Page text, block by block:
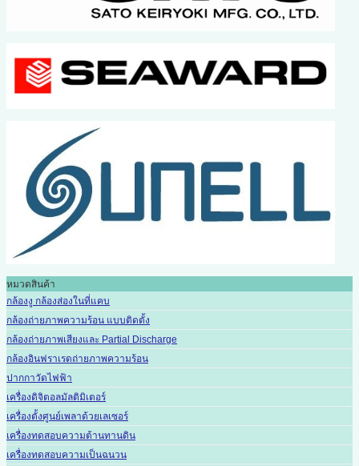
หมวดสินค้า
กล้องงู กล้องส่องในที่แคบ
กล้องถ่ายภาพความร้อน แบบติดตั้ง
กล้องถ่ายภาพเสียงและ Partial Discharge
กล้องอินฟราเรดถ่ายภาพความร้อน
ปากกาวัดไฟฟ้า
เครื่องดิจิตอลมัลติมิเตอร์
เครื่องตั้งศูนย์เพลาด้วยเลเซอร์
เครื่องทดสอบความต้านทานดิน
เครื่องทดสอบความเป็นฉนวน